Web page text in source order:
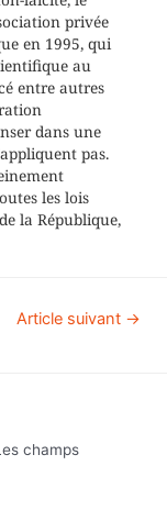
privée
en 1995, qui
au
entre autres
dans une
pas.
les lois
la République,
Article suivant →
champs